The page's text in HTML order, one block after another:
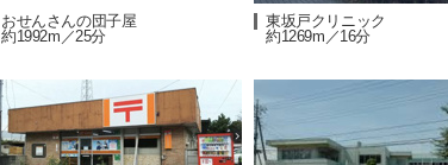
おせんさんの団子屋
約1992m／25分
東坂戸クリニック
約1269m／16分